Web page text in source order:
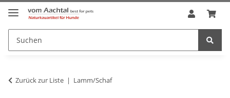
Zurück zur Liste Lamm/Schaf